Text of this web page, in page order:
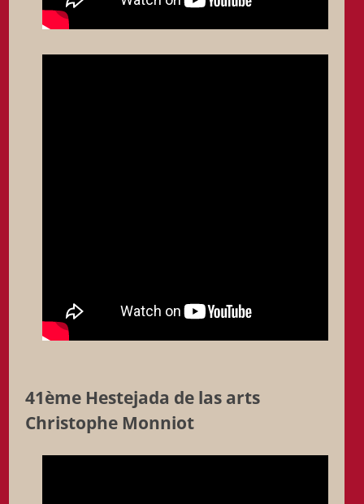
41ème Hestejada de las arts
Christophe Monniot